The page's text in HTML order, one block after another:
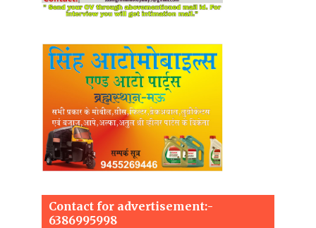
Contact for advertisement:-
6386995998